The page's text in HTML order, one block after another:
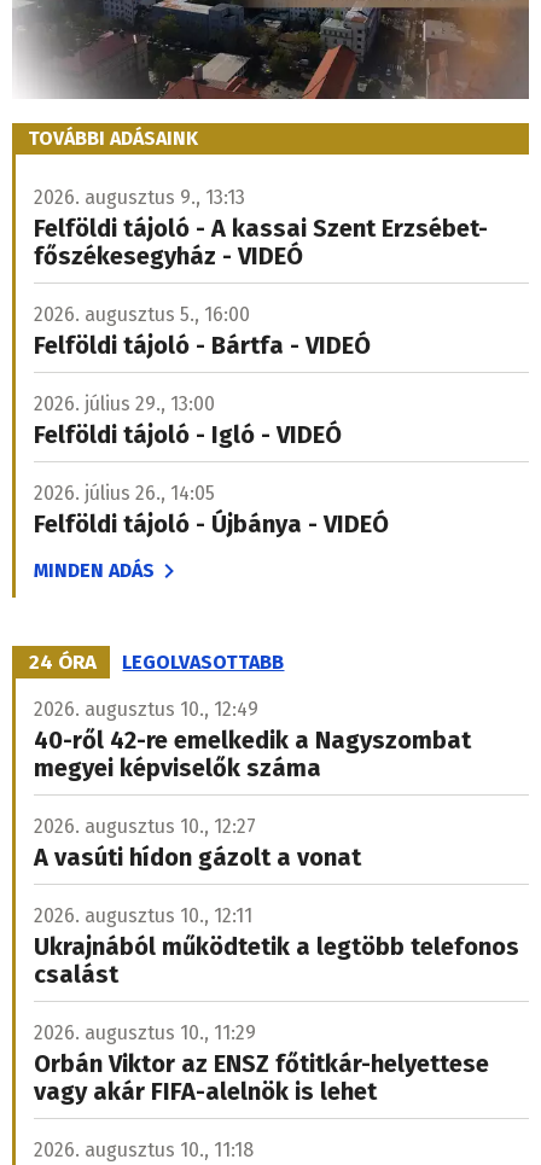
TOVÁBBI ADÁSAINK
2026. augusztus 9., 13:13
Felföldi tájoló - A kassai Szent Erzsébet-
főszékesegyház - VIDEÓ
2026. augusztus 5., 16:00
Felföldi tájoló - Bártfa - VIDEÓ
2026. július 29., 13:00
Felföldi tájoló - Igló - VIDEÓ
2026. július 26., 14:05
Felföldi tájoló - Újbánya - VIDEÓ
MINDEN ADÁS
24 ÓRA LEGOLVASOTTABB
2026. augusztus 10., 12:49
40-ről 42-re emelkedik a Nagyszombat
megyei képviselők száma
2026. augusztus 10., 12:27
A vasúti hídon gázolt a vonat
2026. augusztus 10., 12:11
Ukrajnából működtetik a legtöbb telefonos
csalást
2026. augusztus 10., 11:29
Orbán Viktor az ENSZ főtitkár-helyettese
vagy akár FIFA-alelnök is lehet
2026. augusztus 10., 11:18